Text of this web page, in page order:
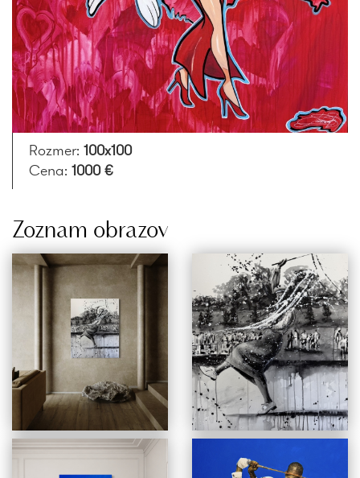
Rozmer: 100x100
Cena: 1000 €
Zoznam obrazov